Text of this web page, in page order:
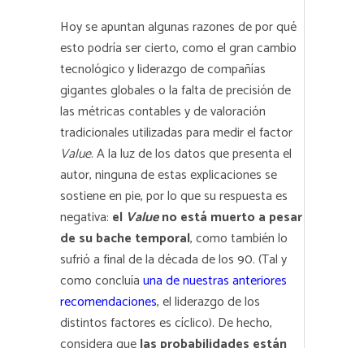
Hoy se apuntan algunas razones de por qué
esto podría ser cierto, como el gran cambio
tecnológico y liderazgo de compañías
gigantes globales o la falta de precisión de
las métricas contables y de valoración
tradicionales utilizadas para medir el factor
Value. A la luz de los datos que presenta el
autor, ninguna de estas explicaciones se
sostiene en pie, por lo que su respuesta es
negativa: el Valueno está muerto a pesar
de su bache temporal, como también lo
sufrió a final de la década de los 90. (Tal y
como concluíauna de nuestras anteriores
recomendaciones, el liderazgo de los
distintos factores es cíclico). De hecho,